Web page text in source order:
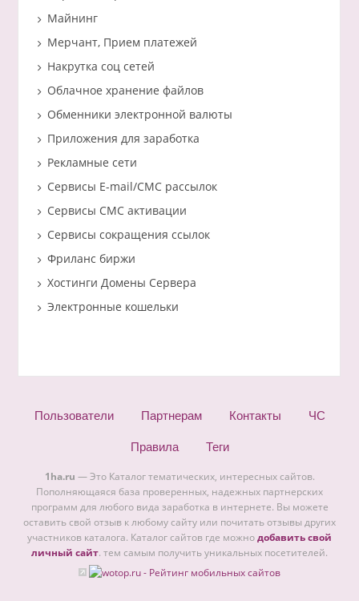
Майнинг
Мерчант, Прием платежей
Накрутка соц сетей
Облачное хранение файлов
Обменники электронной валюты
Приложения для заработка
Рекламные сети
Сервисы E-mail/СМС рассылок
Сервисы СМС активации
Сервисы сокращения ссылок
Фриланс биржи
Хостинги Домены Сервера
Электронные кошельки
Пользователи Партнерам Контакты ЧС
Правила Теги
1ha.ru — Это Каталог тематических, интересных сайтов.
Пополняющаяся база проверенных, надежных партнерских
программ для любого вида заработка в интернете. Вы можете
оставить свой отзыв к любому сайту или почитать отзывы других
участников каталога. Каталог сайтов где можнодобавить свой
личный сайт. тем самым получить уникальных посетителей.